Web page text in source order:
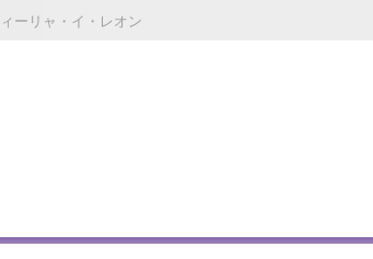
ーリャ・イ・レオン